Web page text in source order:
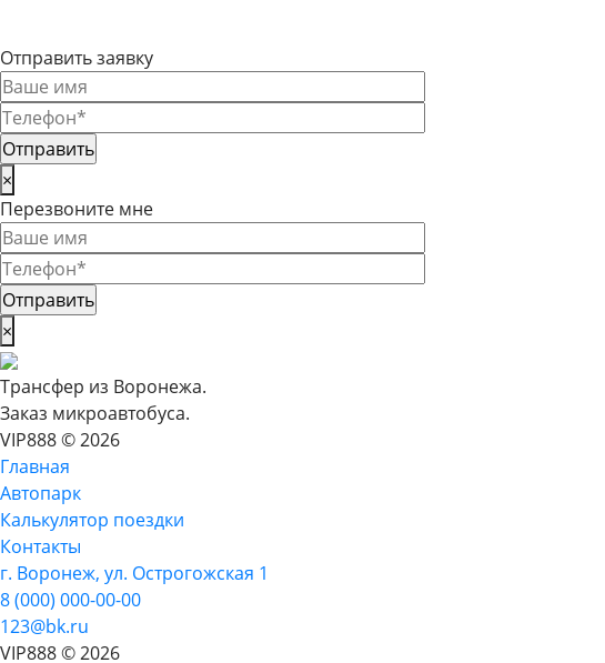
Отправить заявку
×
Перезвоните мне
×
Трансфер из Воронежа.
Заказ микроавтобуса.
VIP888 © 2026
Главная
Автопарк
Калькулятор поездки
Контакты
г. Воронеж, ул. Острогожская 1
8 (000) 000-00-00
123@bk.ru
VIP888 © 2026